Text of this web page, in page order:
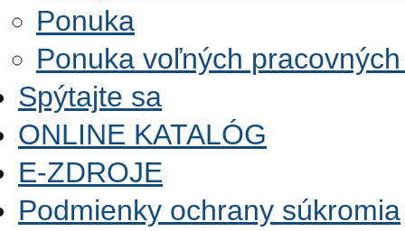
Ponuka
Ponuka voľných
Spýtajte sa
ONLINE KATALÓG
E-ZDROJE
Podmienky ochrany súkromia